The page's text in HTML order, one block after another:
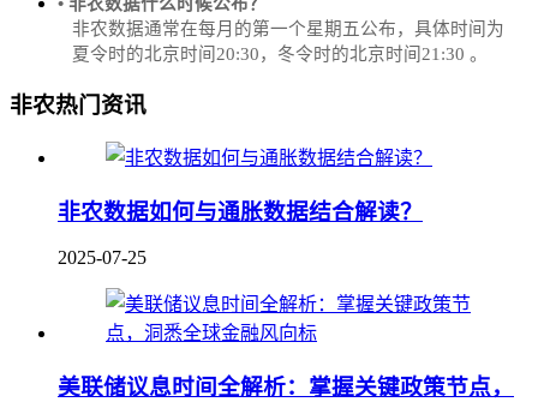
‌非农数据通常在每月的第一个星期五公布，具体时间为
夏令时的北京时间20:30，冬令时的北京时间21:30‌‌ 。
非农热门资讯
非农数据如何与通胀数据结合解读？
2025-07-25
美联储议息时间全解析：掌握关键政策节点，